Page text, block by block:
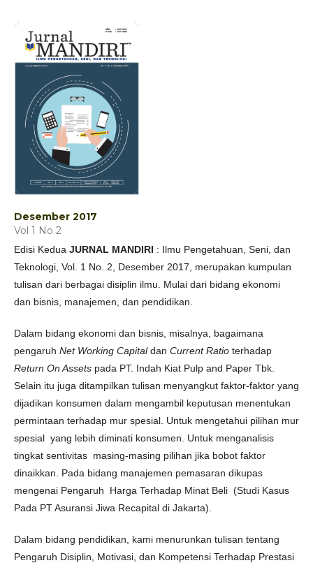
Desember 2017
Vol 1 No 2
Edisi Kedua JURNAL MANDIRI : Ilmu Pengetahuan, Seni, dan
Teknologi, Vol. 1 No. 2, Desember 2017, merupakan kumpulan
tulisan dari berbagai disiplin ilmu. Mulai dari bidang ekonomi
dan bisnis, manajemen, dan pendidikan.
Dalam bidang ekonomi dan bisnis, misalnya, bagaimana
pengaruh Net Working Capitaldan Current Ratio terhadap
Return On Assets pada PT. Indah Kiat Pulp and Paper Tbk.
Selain itu juga ditampilkan tulisan menyangkut faktor-faktor yang
dijadikan konsumen dalam mengambil keputusan menentukan
permintaan terhadap mur spesial. Untuk mengetahui pilihan mur
spesial yang lebih diminati konsumen. Untuk menganalisis
tingkat sentivitas masing-masing pilihan jika bobot faktor
dinaikkan. Pada bidang manajemen pemasaran dikupas
mengenai Pengaruh Harga Terhadap Minat Beli (Studi Kasus
Pada PT Asuransi Jiwa Recapital di Jakarta).
Dalam bidang pendidikan, kami menurunkan tulisan tentang
Pengaruh Disiplin, Motivasi, dan Kompetensi Terhadap Prestasi